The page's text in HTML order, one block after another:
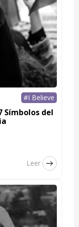
#I Believe
Símbolos del
Leer